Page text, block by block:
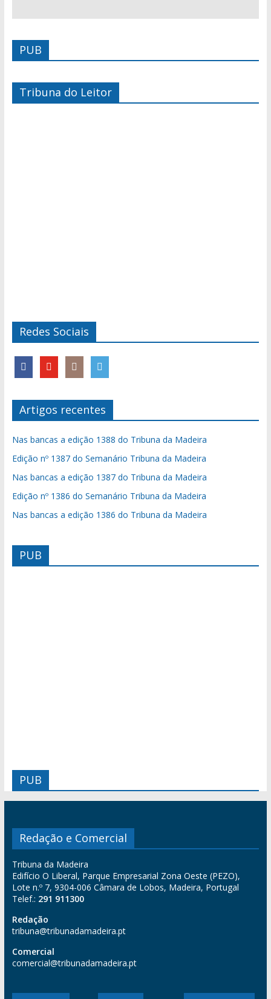
PUB
Tribuna do Leitor
Redes Sociais
Artigos recentes
Nas bancas a edição 1388 do Tribuna da Madeira
Edição nº 1387 do Semanário Tribuna da Madeira
Nas bancas a edição 1387 do Tribuna da Madeira
Edição nº 1386 do Semanário Tribuna da Madeira
Nas bancas a edição 1386 do Tribuna da Madeira
PUB
PUB
Redação e Comercial
Tribuna da Madeira
Edifício O Liberal, Parque Empresarial Zona Oeste (PEZO),
Lote n.º 7, 9304-006 Câmara de Lobos, Madeira, Portugal
Telef.: 291 911300
Redação
tribuna@tribunadamadeira.pt
Comercial
comercial@tribunadamadeira.pt